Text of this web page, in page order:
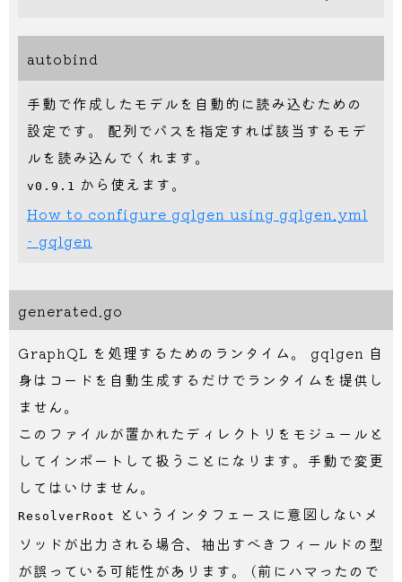
autobind
手動で作成したモデルを自動的に読み込むための
設定です。 配列でパスを指定すれば該当するモデ
ルを読み込んでくれます。
v0.9.1
から使えます。
How to configure gqlgen using gqlgen.yml
- gqlgen
generated.go
GraphQL を処理するためのランタイム。 gqlgen 自
身はコードを自動生成するだけでランタイムを提供し
ません。
このファイルが置かれたディレクトリをモジュールと
してインポートして扱うことになります。手動で変更
してはいけません。
ResolverRoot
というインタフェースに意図しないメ
ソッドが出力される場合、抽出すべきフィールドの型
が誤っている可能性があります。 (前にハマったので